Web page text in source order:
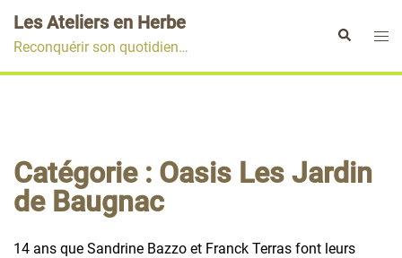
au
contenu
Les Ateliers en Herbe
Reconquérir son quotidien…
Rechercher
Catégorie : Oasis Les Jardin
de Baugnac
14 ans que Sandrine Bazzo et Franck Terras font leurs